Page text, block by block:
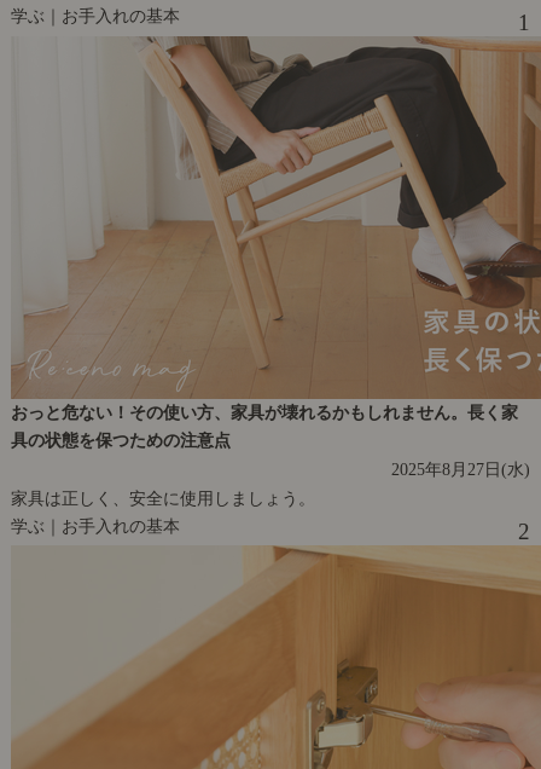
学ぶ｜お手入れの基本
1
おっと危ない！その使い方、家具が壊れるかもしれません。長く家
具の状態を保つための注意点
2025年8月27日(水)
家具は正しく、安全に使用しましょう。
学ぶ｜お手入れの基本
2